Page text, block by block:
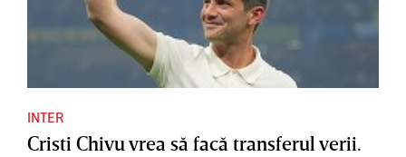
INTER
Cristi Chivu vrea să facă transferul verii.